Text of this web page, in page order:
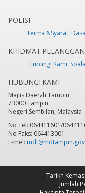
POLISI
Terma &Syarat
KHIDMAT PELANGGAN
Hubungi Kami
HUBUNGI KAMI
Majlis Daerah Tampin
73000 Tampin,
Negeri Sembilan, Malaysia
No Tel: 064411601/
No Faks: 064413001
E-mel:
Tarikh
Jumlah